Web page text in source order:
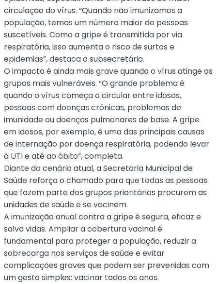
circulação do vírus. “Quando não imunizamos a
população, temos um número maior de pessoas
suscetíveis. Como a gripe é transmitida por via
respiratória, isso aumenta o risco de surtos e
epidemias”, destaca o subsecretário.
O impacto é ainda mais grave quando o vírus atinge os
grupos mais vulneráveis. “O grande problema é
quando o vírus começa a circular entre idosos,
pessoas com doenças crônicas, problemas de
imunidade ou doenças pulmonares de base. A gripe
em idosos, por exemplo, é uma das principais causas
de internação por doença respiratória, podendo levar
à UTI e até ao óbito”, completa.
Diante do cenário atual, a Secretaria Municipal de
Saúde reforça o chamado para que todas as pessoas
que fazem parte dos grupos prioritários procurem as
unidades de saúde e se vacinem.
A imunização anual contra a gripe é segura, eficaz e
salva vidas. Ampliar a cobertura vacinal é
fundamental para proteger a população, reduzir a
sobrecarga nos serviços de saúde e evitar
complicações graves que podem ser prevenidas com
um gesto simples: vacinar todos os anos.